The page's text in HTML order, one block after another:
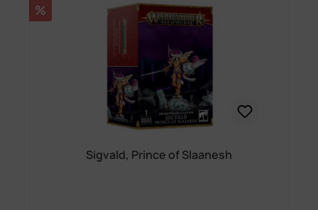
Rabatt
%
Sigvald, Prince of Slaanesh